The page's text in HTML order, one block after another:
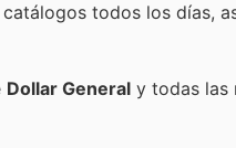
todos los días,
Dollar General y todas las